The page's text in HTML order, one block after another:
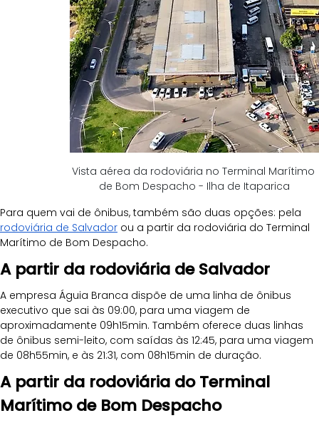
Vista aérea da rodoviária no Terminal Marítimo
de Bom Despacho - Ilha de Itaparica
Para quem vai de ônibus, também são duas opções: pela
rodoviária de Salvador ou a partir da rodoviária do Terminal
Marítimo de Bom Despacho.
A partir da rodoviária de Salvador
A empresa Águia Branca dispõe de uma linha de ônibus
executivo que sai às 09:00, para uma viagem de
aproximadamente 09h15min. Também oferece duas linhas
de ônibus semi-leito, com saídas às 12:45, para uma viagem
de 08h55min, e às 21:31, com 08h15min de duração.
A partir da rodoviária do Terminal
Marítimo de Bom Despacho